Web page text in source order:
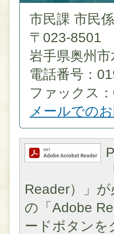
市民課 市民係
〒023-8501
岩手県奥州
電話番号：
ファックス
メールでの
Reader）」
の「Adobe
ードボタンを